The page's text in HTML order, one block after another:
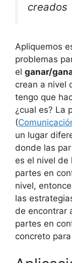
creados
Apliquemos
problemas
el ganar/
crean a nivel
tengo que
¿cual es? La
(
un lugar
donde las
es el nivel de
partes en
nivel,
las
de encontrar
partes en
concreto